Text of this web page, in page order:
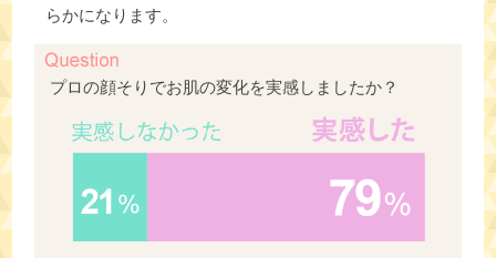
らかになります。
プロの顔そりでお肌の変化を実感しましたか？